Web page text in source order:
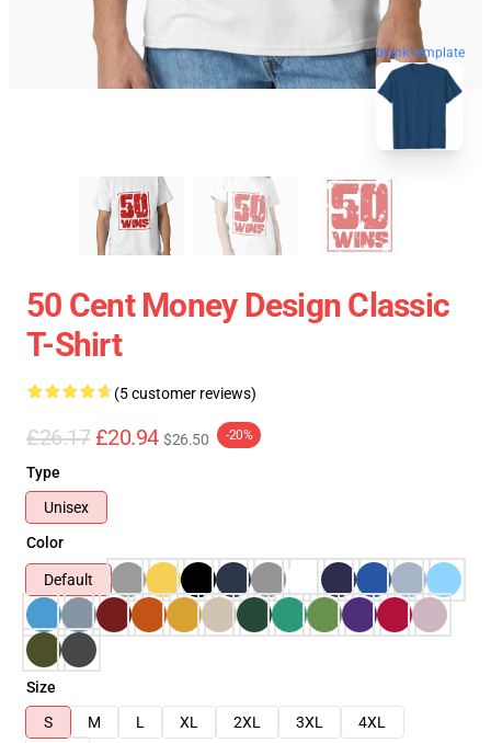
blank template
50 Cent Money Design Classic
T-Shirt
(5 customer reviews)
£26.17 £20.94 $26.50 -20%
Type
Unisex
Color
Default
Size
S
M L XL 2XL 3XL
4XL